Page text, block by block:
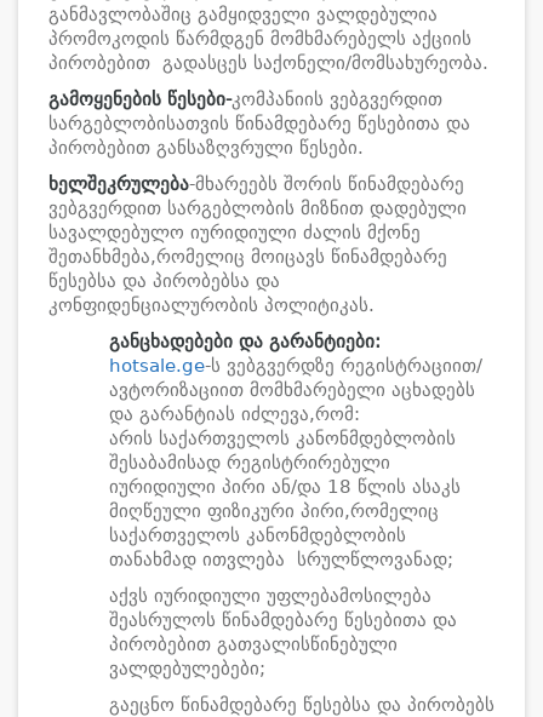
განმავლობაშიც გამყიდველი ვალდებულია
პრომოკოდის წარმდგენ მომხმარებელს აქციის
პირობებით გადასცეს საქონელი/მომსახურეობა.
გამოყენების წესები-კომპანიის ვებგვერდით
სარგებლობისათვის წინამდებარე წესებითა და
პირობებით განსაზღვრული წესები.
ხელშეკრულება-მხარეებს შორის წინამდებარე
ვებგვერდით სარგებლობის მიზნით დადებული
სავალდებულო იურიდიული ძალის მქონე
შეთანხმება,რომელიც მოიცავს წინამდებარე
წესებსა და პირობებსა და
კონფიდენციალურობის პოლიტიკას.
განცხადებები და გარანტიები:
hotsale.ge-ს ვებგვერდზე რეგისტრაციით/
ავტორიზაციით მომხმარებელი აცხადებს
და გარანტიას იძლევა,რომ:
არის საქართველოს კანონმდებლობის
შესაბამისად რეგისტრირებული
იურიდიული პირი ან/და 18 წლის ასაკს
მიღწეული ფიზიკური პირი,რომელიც
საქართველოს კანონმდებლობის
თანახმად ითვლება სრულწლოვანად;
აქვს იურიდიული უფლებამოსილება
შეასრულოს წინამდებარე წესებითა და
პირობებით გათვალისწინებული
ვალდებულებები;
გაეცნო წინამდებარე წესებსა და პირობებს